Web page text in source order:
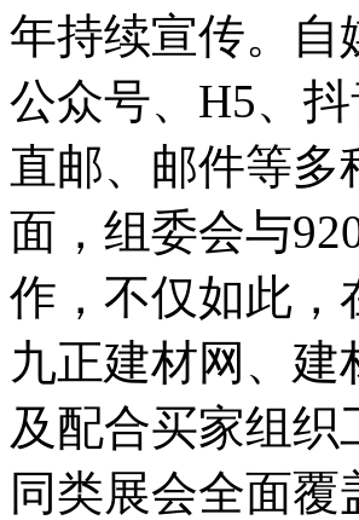
年持续宣传。自
公众号、H5、
直邮、邮件等多
面，组委会与
作，不仅如此，
九正建材网、
及配合买家组织
同类展会全面